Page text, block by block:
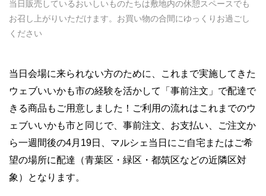
当日販売しているおいしいものたちは敷地内の休憩スペースでも
お召し上がりいただけます。お買い物の合間にゆっくりお過ごし
ください
当日会場に来られない方のために、これまで実施してきた
ウェブいいかも市の経験を活かして「事前注文」で配達で
きる商品もご用意しました！ご利用の流れはこれまでのウ
ェブいいかも市と同じで、事前注文、お支払い、ご注文か
ら一週間後の4月19日、マルシェ当日にご自宅またはご希
望の場所に配達（青葉区・緑区・都筑区などの近隣区対
象）となります。